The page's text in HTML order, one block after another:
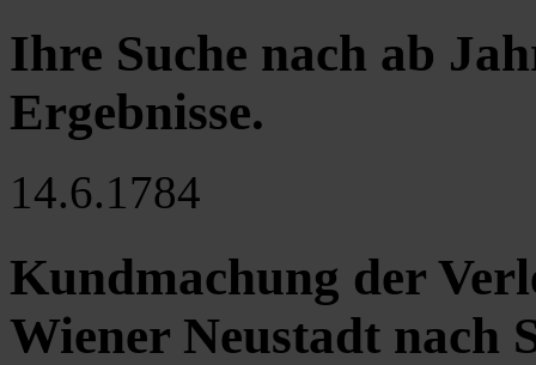
Ihre Suche nach ab
Ergebnisse.
14.6.1784
Kundmachung der
Wiener Neustadt nach